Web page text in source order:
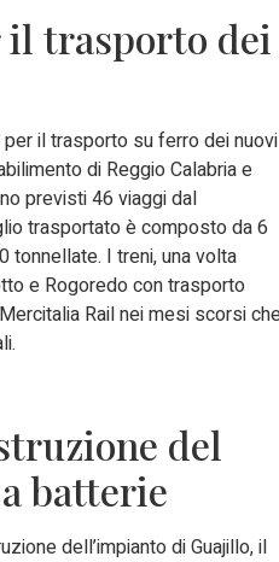
il trasporto dei
il trasporto su ferro dei nuovi
di Reggio Calabria e
previsti 46 viaggi dal
trasportato è composto da 6
tonnellate. I treni, una volta
e Rogoredo con trasporto
Rail nei mesi scorsi
del
batterie
dell’impianto di Guajillo, il